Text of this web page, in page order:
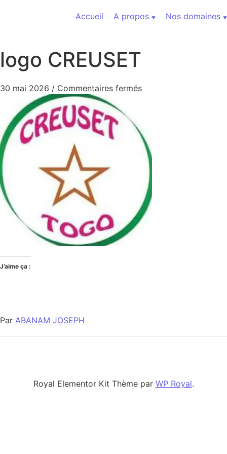
Accueil
A propos Nos domaines
logo CREUSET
30 mai 2026 / Commentaires ferméssur logo CREUSET
J’aime ça :
Par ABANAM JOSEPH
Royal Elementor Kit Thème par WP Royal.